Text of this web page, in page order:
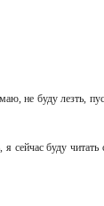
не буду лезть,
сейчас буду читать